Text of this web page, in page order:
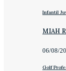
Infantil
MIAH
06/08/
Golf